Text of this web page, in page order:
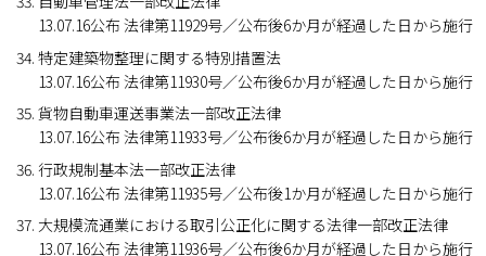
13.07.16公布 法律第11929号／公布後6か月が経過した日から施行
特定建築物整理に関する特別措置法
13.07.16公布 法律第11930号／公布後6か月が経過した日から施行
貨物自動車運送事業法一部改正法律
13.07.16公布 法律第11933号／公布後6か月が経過した日から施行
行政規制基本法一部改正法律
13.07.16公布 法律第11935号／公布後1か月が経過した日から施行
大規模流通業における取引公正化に関する法律一部改正法律
13.07.16公布 法律第11936号／公布後6か月が経過した日から施行